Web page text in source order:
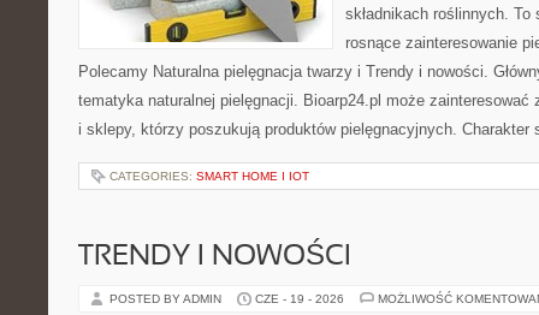
składnikach roślinnych.
rosnące zainteresowanie
Polecamy Naturalna pielęgnacja twarzy i Trendy i nowości.
tematyka naturalnej pielęgnacji. Bioarp24.pl może zainteresować
i sklepy, którzy poszukują produktów pielęgnacyjnych.
CATEGORIES: SMART HOME I IOT
TRENDY I NOWOŚCI
POSTED BY ADMIN CZE - 19 - 2026 MOŻLIWOŚĆ